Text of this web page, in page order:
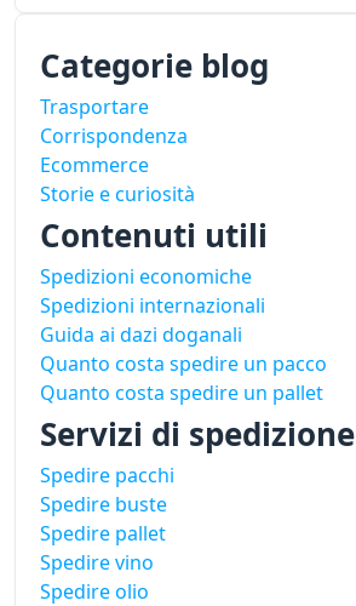
Categorie blog
Trasportare
Corrispondenza
Ecommerce
Storie e curiosità
Contenuti utili
Spedizioni economiche
Spedizioni internazionali
Guida ai dazi doganali
Quanto costa spedire un pacco
Quanto costa spedire un pallet
Servizi di spedizione
Spedire pacchi
Spedire buste
Spedire pallet
Spedire vino
Spedire olio